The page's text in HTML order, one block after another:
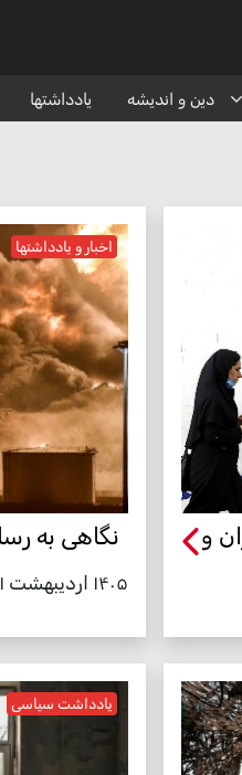
دین و اندیشه یادداشتها
و
اخبار و یادداشتها
نگاهی به
۱۴۰۵ اردیبهشت ۳۱
یادداشت سیاسی